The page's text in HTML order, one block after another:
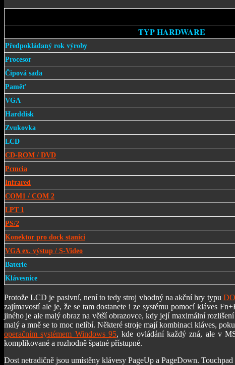
TYP HARDWARE
Předpokládaný rok výroby
Procesor
Čipová sada
Paměť
VGA
Harddisk
Zvukovka
LCD
CD-ROM / DVD
Pcmcia
Infrared
COM1 / COM 2
LPT 1
PS/2
Konektor pro dock stanici
VGA ex. výstup / S-Video
Baterie
Klávesnice
Protože LCD je pasivní, není to tedy stroj vhodný na akční hry typu
zajímavostí ale je, že se tam dostanete i ze systému pomocí kláves
jiného je ale malý obraz na větší obrazovce, kdy její maximální
malý a mně se to moc nelíbí. Některé stroje mají kombinaci kláves,
operačním systémem Windows 95, kde ovládání každý zná, ale v
komplikované a rozhodně špatné přístupné.
Dost netradičně jsou umístěny klávesy PageUp a PageDown.